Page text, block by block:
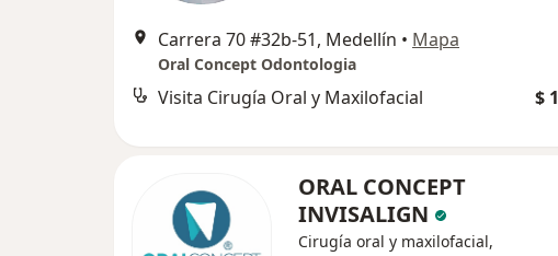
Carrera 70 #32b-51, Medellín • Mapa
Oral Concept Odontologia
Visita Cirugía Oral y Maxilofacial $ 1
ORAL CONCEPT
INVISALIGN
Cirugía oral y maxilofacial,